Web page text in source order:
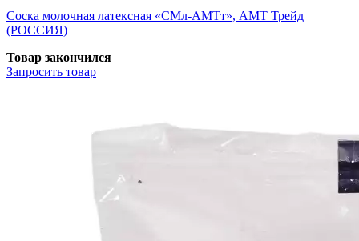
Соска молочная латексная «СМл-АМТт», АМТ Трейд
(РОССИЯ)
Товар закончился
Запросить товар